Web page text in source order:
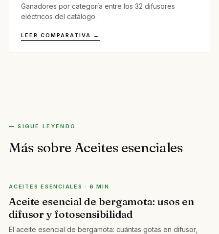
Ganadores por categoría entre los 32 difusores
eléctricos del catálogo.
LEER COMPARATIVA →
— SIGUE LEYENDO
Más sobre Aceites esenciales
ACEITES ESENCIALES · 6 MIN
Aceite esencial de bergamota: usos en
difusor y fotosensibilidad
El aceite esencial de bergamota: cuántas gotas en difusor,